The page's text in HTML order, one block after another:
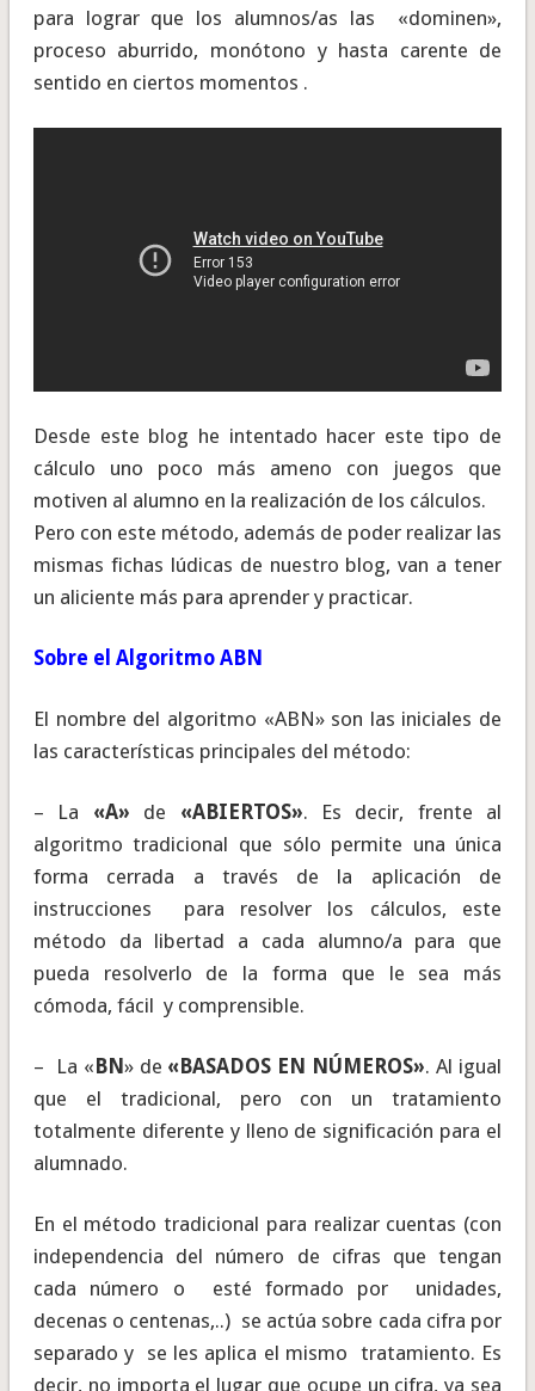
para lograr que los alumnos/as las «dominen»,
proceso aburrido, monótono y hasta carente de
sentido en ciertos momentos .
Desde este blog he intentado hacer este tipo de
cálculo uno poco más ameno con juegos que
motiven al alumno en la realización de los cálculos.
Pero con este método, además de poder realizar las
mismas fichas lúdicas de nuestro blog, van a tener
un aliciente más para aprender y practicar.
Sobre el Algoritmo ABN
El nombre del algoritmo «ABN» son las iniciales de
las características principales del método:
– La «A» de «ABIERTOS». Es decir, frente al
algoritmo tradicional que sólo permite una única
forma cerrada a través de la aplicación de
instrucciones para resolver los cálculos, este
método da libertad a cada alumno/a para que
pueda resolverlo de la forma que le sea más
cómoda, fácil y comprensible.
– La «BN» de «BASADOS EN NÚMEROS». Al igual
que el tradicional, pero con un tratamiento
totalmente diferente y lleno de significación para el
alumnado.
En el método tradicional para realizar cuentas (con
independencia del número de cifras que tengan
cada número o esté formado por unidades,
decenas o centenas,..) se actúa sobre cada cifra por
separado y se les aplica el mismo tratamiento. Es
decir, no importa el lugar que ocupe un cifra, ya sea